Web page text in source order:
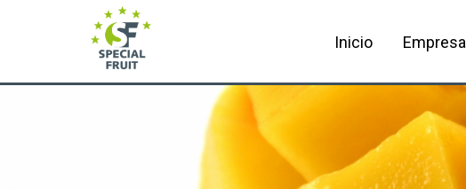
Inicio Empresa